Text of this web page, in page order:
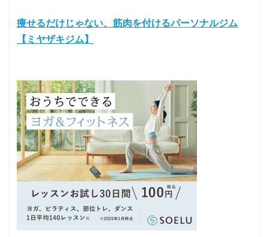
痩せるだけじゃない、筋肉を付けるパーソナルジム
【ミヤザキジム】